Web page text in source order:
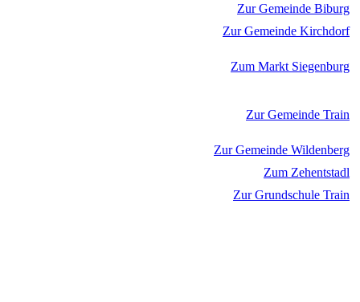
Zur Gemeinde Biburg
Zur Gemeinde Kirchdorf
Zum Markt Siegenburg
Zur Gemeinde Train
Zur Gemeinde Wildenberg
Zum Zehentstadl
Zur Grundschule Train